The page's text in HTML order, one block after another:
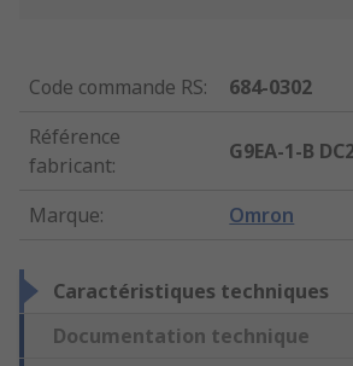
Code commande RS:
684-0302
Référence
fabricant:
G9EA-1-B
Marque: Omron
Caractéristiques techniques
Documentation technique